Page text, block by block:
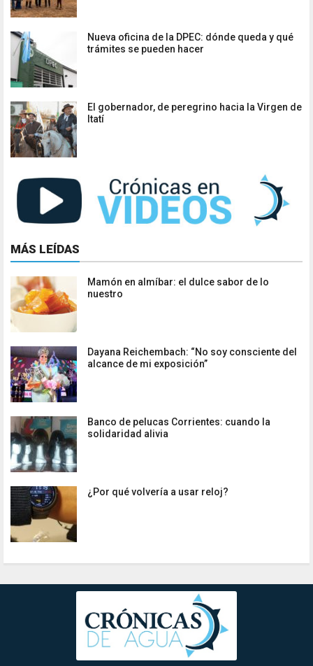
Nueva oficina de la DPEC: dónde queda y qué
trámites se pueden hacer
El gobernador, de peregrino hacia la Virgen de
Itatí
MÁS LEÍDAS
Mamón en almíbar: el dulce sabor de lo
nuestro
Dayana Reichembach: “No soy consciente del
alcance de mi exposición”
Banco de pelucas Corrientes: cuando la
solidaridad alivia
¿Por qué volvería a usar reloj?